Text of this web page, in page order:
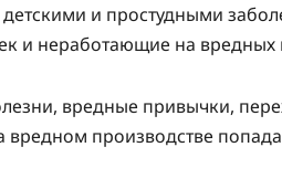
детскими и простудными
и неработающие на вредных
вредные привычки,
производстве